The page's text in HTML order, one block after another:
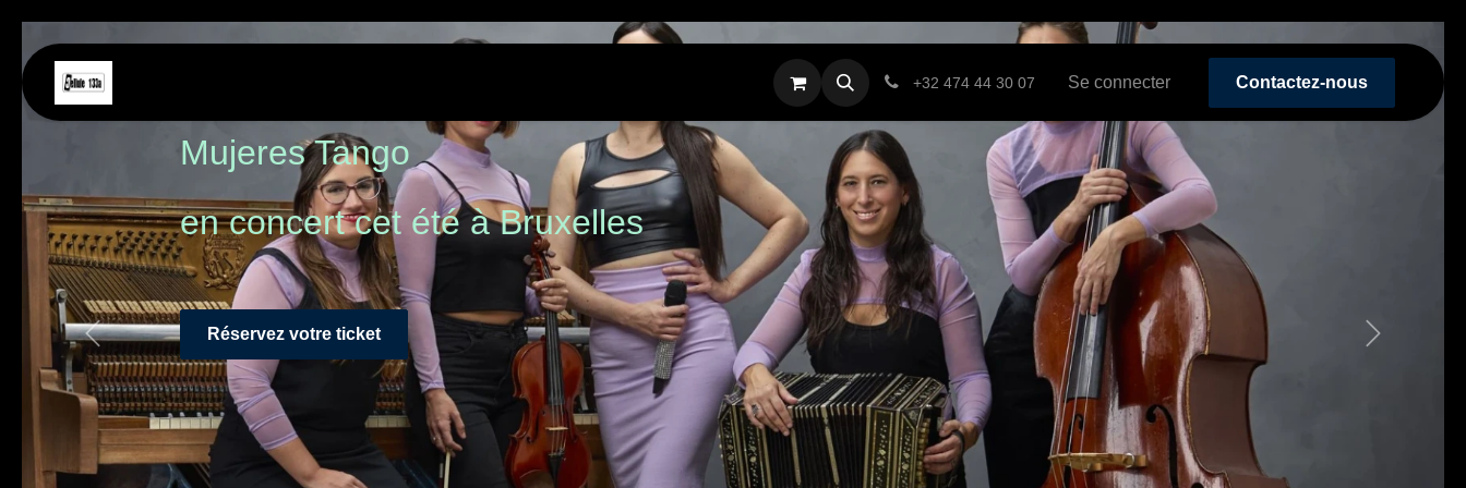
Private Calendar Gallery Fundraising
+32 474 44 30 07 Se connecter Contactez-nous
Mujeres Tango
en concert cet été à Bruxelles
Réservez votre ticket
Précédent Suivant